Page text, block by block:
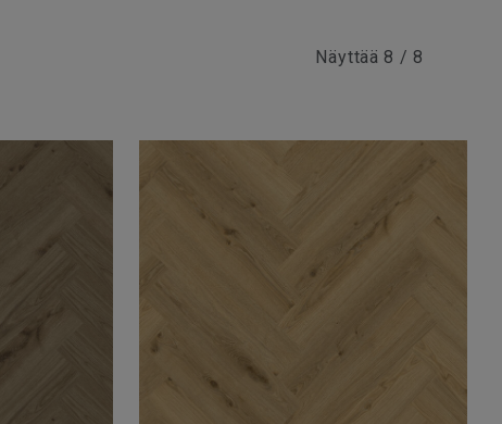
Näyttää 8 / 8